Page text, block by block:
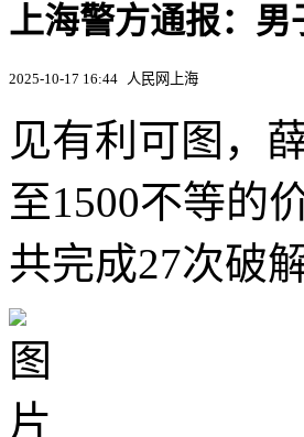
上海警方通报：
2025-10-17 16:44 人民网上海
见有利可图，
至1500不等的
共完成27次破